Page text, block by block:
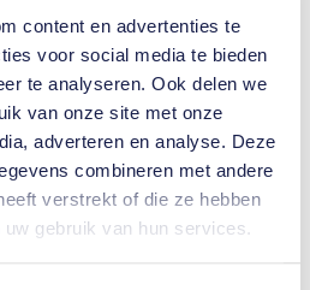
content en advertenties te
voor social media te bieden
te analyseren. Ook delen we
van onze site met onze
adverteren en analyse. Deze
combineren met andere
verstrekt of die ze hebben
gebruik van hun services.
Xandra
Velzeboer
Jens
van